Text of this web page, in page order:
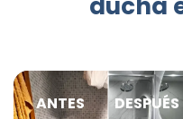
ANTES DESPUÉS